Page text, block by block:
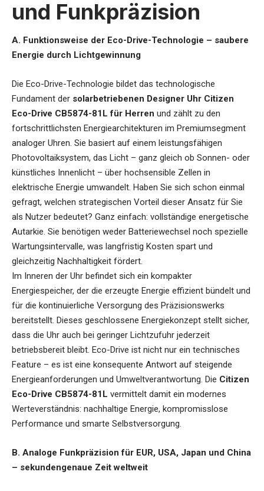
und Funkpräzision
A. Funktionsweise der Eco-Drive-Technologie – saubere
Energie durch Lichtgewinnung
Die Eco-Drive-Technologie bildet das technologische
Fundament der solarbetriebenen Designer Uhr Citizen
Eco-Drive CB5874-81L für Herren und zählt zu den
fortschrittlichsten Energiearchitekturen im Premiumsegment
analoger Uhren. Sie basiert auf einem leistungsfähigen
Photovoltaiksystem, das Licht – ganz gleich ob Sonnen- oder
künstliches Innenlicht – über hochsensible Zellen in
elektrische Energie umwandelt. Haben Sie sich schon einmal
gefragt, welchen strategischen Vorteil dieser Ansatz für Sie
als Nutzer bedeutet? Ganz einfach: vollständige energetische
Autarkie. Sie benötigen weder Batteriewechsel noch spezielle
Wartungsintervalle, was langfristig Kosten spart und
gleichzeitig Nachhaltigkeit fördert.
Im Inneren der Uhr befindet sich ein kompakter
Energiespeicher, der die erzeugte Energie effizient bündelt und
für die kontinuierliche Versorgung des Präzisionswerks
bereitstellt. Dieses geschlossene Energiekonzept stellt sicher,
dass die Uhr auch bei geringer Lichtzufuhr jederzeit
betriebsbereit bleibt. Eco-Drive ist nicht nur ein technisches
Feature – es ist eine konsequente Antwort auf steigende
Energieanforderungen und Umweltverantwortung. Die Citizen
Eco-Drive CB5874-81L vermittelt damit ein modernes
Werteverständnis: nachhaltige Energie, kompromisslose
Performance und smarte Selbstversorgung.
B. Analoge Funkpräzision für EUR, USA, Japan und China
– sekundengenaue Zeit weltweit